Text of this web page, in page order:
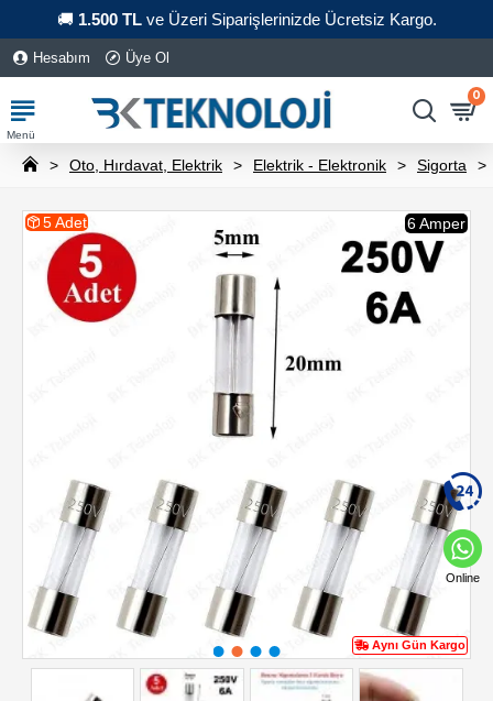
🚚 1.500 TLve Üzeri Siparişlerinizde Ücretsiz Kargo.
Hesabım Üye Ol
0
Oto, Hırdavat, Elektrik Elektrik - Elektronik Sigorta
Aynı Gün Kargo
5 Adet 6 Amper
Online